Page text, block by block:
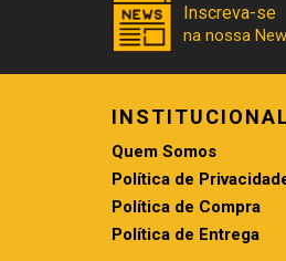
INSTITUCIONAL
Quem Somos
Política de
Política de Compra
Política de Entrega